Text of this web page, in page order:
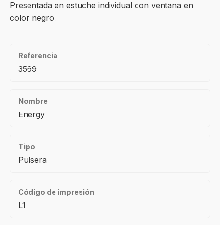
Presentada en estuche individual con ventana en
color negro.
Referencia
3569
Nombre
Energy
Tipo
Pulsera
Código de impresión
L1